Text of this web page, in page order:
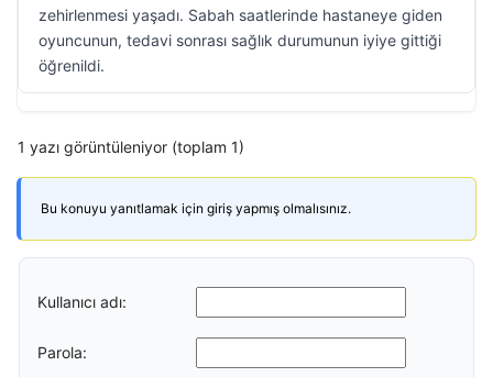
zehirlenmesi yaşadı. Sabah saatlerinde hastaneye giden
oyuncunun, tedavi sonrası sağlık durumunun iyiye gittiği
öğrenildi.
1 yazı görüntüleniyor (toplam 1)
Bu konuyu yanıtlamak için giriş yapmış olmalısınız.
Kullanıcı adı:
Parola: